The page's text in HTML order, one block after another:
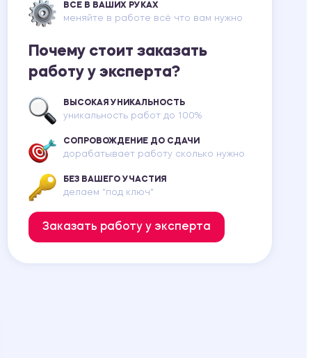
ВСЕ В ВАШИХ РУКАХ
меняйте в работе всё что вам нужно
Почему стоит заказать
работу у эксперта?
ВЫСОКАЯ УНИКАЛЬНОСТЬ
уникальность работ до 100%
СОПРОВОЖДЕНИЕ ДО СДАЧИ
дорабатывает работу сколько нужно
БЕЗ ВАШЕГО УЧАСТИЯ
делаем "под ключ"
Заказать работу у эксперта